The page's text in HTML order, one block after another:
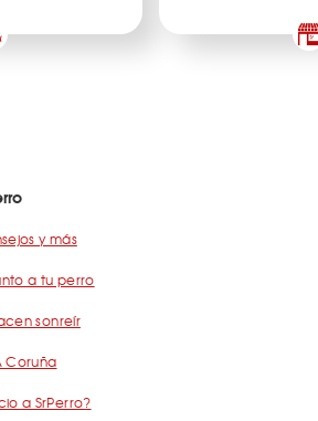
y más
a tu perro
sonreír
Coruña
a SrPerro?